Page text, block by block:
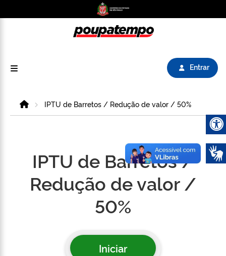
Entrar
HomeIPTU de Barretos / Redução de valor / 50%
IPTU de Barretos /
Redução de valor /
50%
Iniciar